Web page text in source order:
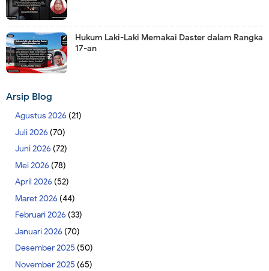
Hukum Laki-Laki Memakai Daster dalam Rangka
17-an
Arsip Blog
Agustus 2026 (21)
Juli 2026 (70)
Juni 2026 (72)
Mei 2026 (78)
April 2026 (52)
Maret 2026 (44)
Februari 2026 (33)
Januari 2026 (70)
Desember 2025 (50)
November 2025 (65)